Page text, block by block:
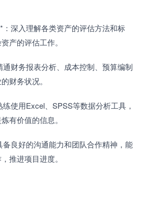
深入理解各类资产的评估方法和标
产的评估工作。
财务报表分析、成本控制、预算编制
财务状况。
使用Excel、SPSS等数据分析工具，
有价值的信息。
良好的沟通能力和团队合作精神，能
推进项目进度。